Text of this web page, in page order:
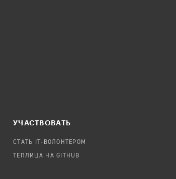
УЧАСТВОВАТЬ
СТАТЬ IT-ВОЛОНТЕРОМ
ТЕПЛИЦА НА GITHUB